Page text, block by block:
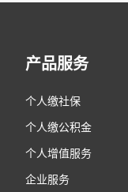
产品服务
个人缴社保
个人缴公积金
个人增值服务
企业服务